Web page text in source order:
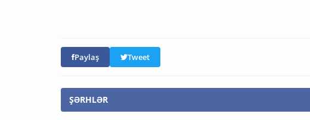
Paylaş Tweet
ŞƏRHLƏR